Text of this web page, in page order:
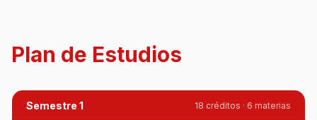
Plan de Estudios
Semestre 1 18 créditos · 6 materias